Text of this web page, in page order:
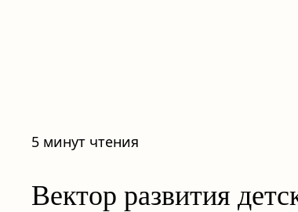
5 минут чтения
Вектор развития